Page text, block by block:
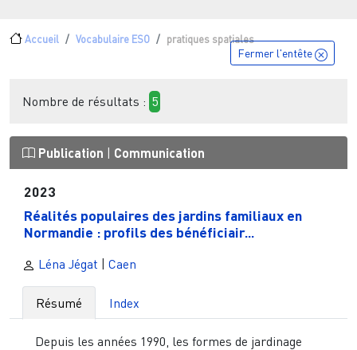
Fil d'Ariane
Accueil Vocabulaire ESO pratiques spatiales
Fermer l'entête
Nombre de résultats : 5
Publication Communication
2023
Réalités populaires des jardins familiaux en
Normandie : profils des bénéficiair...
Léna Jégat | Caen
Résumé Index
Depuis les années 1990, les formes de jardinage